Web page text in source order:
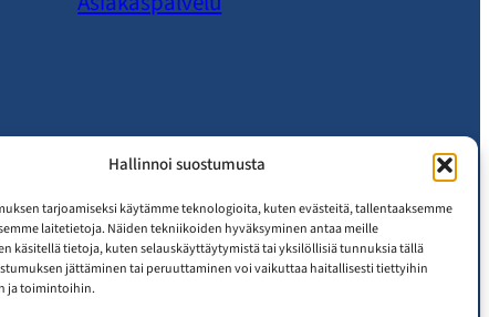
Hallinnoi suostumusta
tarjoamiseksi käytämme teknologioita, kuten evästeitä, tallentaaksemme
laitetietoja. Näiden tekniikoiden hyväksyminen antaa meille
käsitellä tietoja, kuten selauskäyttäytymistä tai yksilöllisiä tunnuksia tällä
jättäminen tai peruuttaminen voi vaikuttaa haitallisesti tiettyihin
ja toimintoihin.